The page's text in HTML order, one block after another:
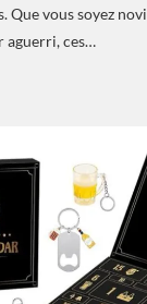
Que vous soyez
aguerri, ces…